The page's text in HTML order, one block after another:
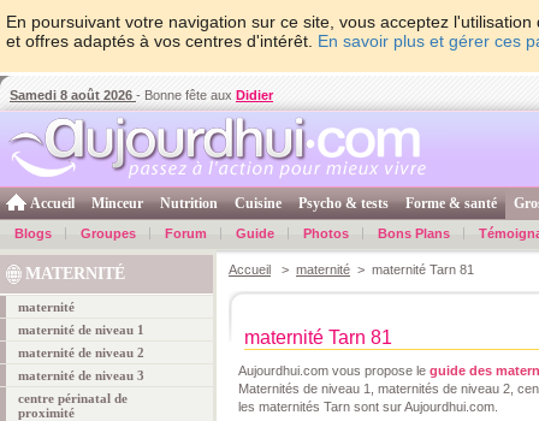
En poursuivant votre navigation sur ce site, vous acceptez
et offres adaptés à vos centres d'intérêt. En savoir plus et gérer ces
Samedi 8 août 2026 - Bonne fête aux Didier
Accueil Minceur Nutrition Cuisine Psycho & tests Forme & santé
Blogs Groupes Forum Guide Photos Bons Plans
MATERNITÉ
maternité
maternité de niveau 1
maternité de niveau 2
maternité de niveau 3
centre périnatal de
proximité
Accueil > maternité > maternité Tarn 81
maternité Tarn 81
Aujourdhui.com vous propose le guide des
Maternités de niveau 1, maternités de niveau 2,
les maternités Tarn sont sur Aujourdhui.com.